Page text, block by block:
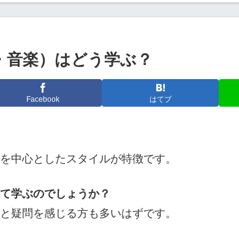
楽）はどう学ぶ？
Facebook はてブ
中心としたスタイルが特徴です。
学ぶのでしょうか？
疑問を感じる方も多いはずです。